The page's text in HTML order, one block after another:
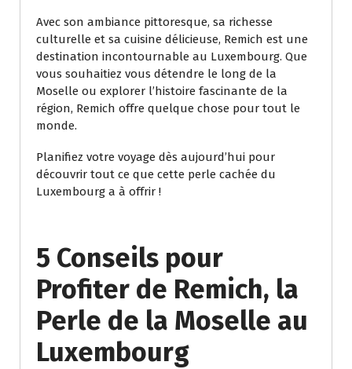
Avec son ambiance pittoresque, sa richesse
culturelle et sa cuisine délicieuse, Remich est une
destination incontournable au Luxembourg. Que
vous souhaitiez vous détendre le long de la
Moselle ou explorer l’histoire fascinante de la
région, Remich offre quelque chose pour tout le
monde.
Planifiez votre voyage dès aujourd’hui pour
découvrir tout ce que cette perle cachée du
Luxembourg a à offrir !
5 Conseils pour
Profiter de Remich, la
Perle de la Moselle au
Luxembourg